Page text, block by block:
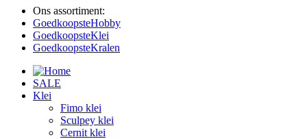
Ons assortiment:
GoedkoopsteHobby
GoedkoopsteKlei
GoedkoopsteKralen
SALE
Klei
Fimo klei
Sculpey klei
Cernit klei